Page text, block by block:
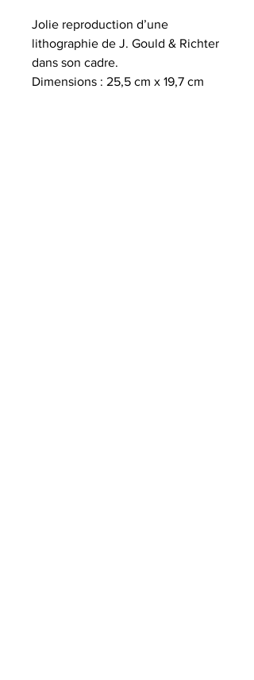
Jolie reproduction d’une
lithographie de J. Gould & Richter
dans son cadre.
Dimensions : 25,5 cm x 19,7 cm